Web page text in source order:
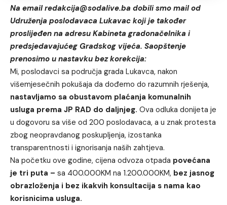
Na email redakcija@sodalive.ba dobili smo mail od
Udruženja poslodavaca Lukavac koji je također
proslijeđen na adresu Kabineta gradonačelnika i
predsjedavajućeg Gradskog vijeća. Saopštenje
prenosimo u nastavku bez korekcija:
Mi, poslodavci sa područja grada Lukavca, nakon
višemjesečnih pokušaja da dođemo do razumnih rješenja,
nastavljamo sa obustavom plaćanja komunalnih
usluga prema JP RAD do daljnjeg. Ova odluka donijeta je
u dogovoru sa više od 200 poslodavaca, a u znak protesta
zbog neopravdanog poskupljenja, izostanka
transparentnosti i ignorisanja naših zahtjeva.
Na početku ove godine, cijena odvoza otpada povećana
je tri puta – sa 400.000KM na 1.200.000KM, bez jasnog
obrazloženja i bez ikakvih konsultacija s nama kao
korisnicima usluga.